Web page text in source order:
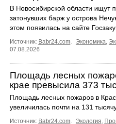
В Новосибирской области ищут
затонувших барж у острова
этом появилась на сайте
Источник: Babr24.com. Экономика,
07.08.2026
Площадь лесных
крае превысила 373
Площадь лесных пожаров в
увеличилась почти на 131
Источник: Babr24.com. Экология,